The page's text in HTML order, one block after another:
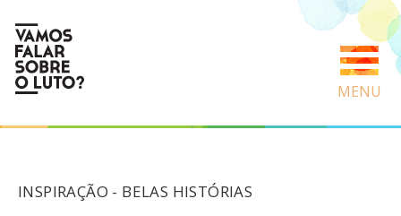
MENU
INSPIRAÇÃO - BELAS HISTÓRIAS